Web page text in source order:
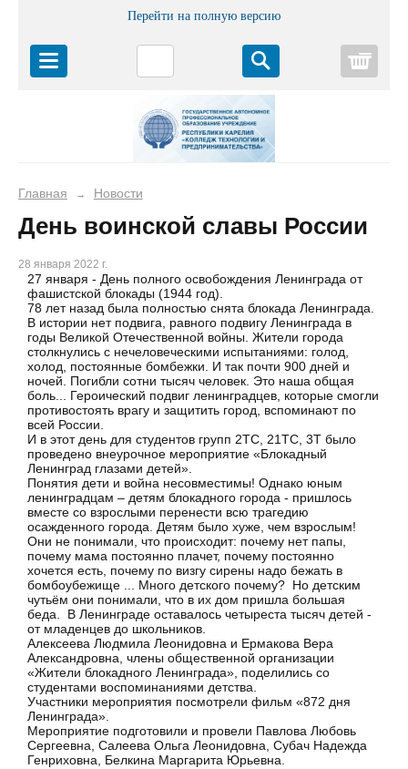
Перейти на полную версию
Главная → Новости
День воинской славы России
28 января 2022 г.
27 января - День полного освобождения Ленинграда от
фашистской блокады (1944 год).
78 лет назад была полностью снята блокада Ленинграда.
В истории нет подвига, равного подвигу Ленинграда в
годы Великой Отечественной войны. Жители города
столкнулись с нечеловеческими испытаниями: голод,
холод, постоянные бомбежки. И так почти 900 дней и
ночей. Погибли сотни тысяч человек. Это наша общая
боль... Героический подвиг ленинградцев, которые смогли
противостоять врагу и защитить город, вспоминают по
всей России.
И в этот день для студентов групп 2ТС, 21ТС, 3Т было
проведено внеурочное мероприятие «Блокадный
Ленинград глазами детей».
Понятия дети и война несовместимы! Однако юным
ленинградцам – детям блокадного города - пришлось
вместе со взрослыми перенести всю трагедию
осажденного города. Детям было хуже, чем взрослым!
Они не понимали, что происходит: почему нет папы,
почему мама постоянно плачет, почему постоянно
хочется есть, почему по визгу сирены надо бежать в
бомбоубежище ... Много детского почему? Но детским
чутьём они понимали, что в их дом пришла большая
беда. В Ленинграде оставалось четыреста тысяч детей -
от младенцев до школьников.
Алексеева Людмила Леонидовна и Ермакова Вера
Александровна, члены общественной организации
«Жители блокадного Ленинграда», поделились со
студентами воспоминаниями детства.
Участники мероприятия посмотрели фильм «872 дня
Ленинграда».
Мероприятие подготовили и провели Павлова Любовь
Сергеевна, Салеева Ольга Леонидовна, Субач Надежда
Генриховна, Белкина Маргарита Юрьевна.